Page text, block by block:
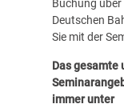
Buchung
Deutschen
Sie mit der
Das
immer unter